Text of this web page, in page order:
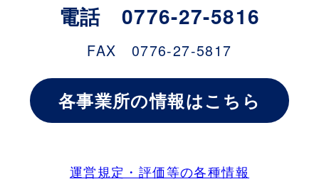
電話 0776-27-5816
FAX 0776-27-5817
各事業所の情報はこちら
運営規定・評価等の各種情報